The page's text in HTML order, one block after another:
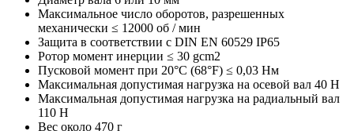
Максимальное число оборотов, разрешенных
механически ≤ 12000 об / мин
Защита в соответствии с DIN EN 60529 IP65
Ротор момент инерции ≤ 30 gcm2
Пусковой момент при 20°C (68°F) ≤ 0,03 Нм
Максимальная допустимая нагрузка на осевой вал 40 Н
Максимальная допустимая нагрузка на радиальный вал
110 Н
Вес около 470 г